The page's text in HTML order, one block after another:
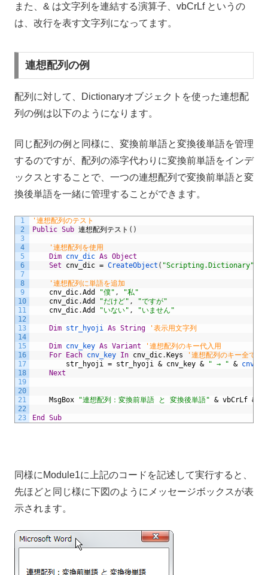
また、& は文字列を連結する演算子、vbCrLf というの
は、改行を表す文字列になってます。
連想配列の例
配列に対して、Dictionaryオブジェクトを使った連想配
列の例は以下のようになります。
同じ配列の例と同様に、変換前単語と変換後単語を管理
するのですが、配列の添字代わりに変換前単語をインデ
ックスとすることで、一つの連想配列で変換前単語と変
換後単語を一緒に管理することができます。
1
2
3
4
5
6
7
8
9
10
11
12
13
14
15
16
17
18
19
20
21
22
23
'連想配列のテスト
Public Sub 連想配列テスト ( )
'連想配列を使用
Dim cnv_dic As Object
Set
cnv_dic = CreateObject ( "Scripting.Dictionary"
'連想配列に単語を追加
cnv_dic.Add "僕" ,
"私"
cnv_dic.Add "だけど" ,
"ですが"
cnv_dic.Add "いない" , "いません"
Dim str_hyoji As String '表示用文字列
Dim cnv_key As Variant
'連想配列のキー代入用
For
Each cnv_key In cnv_dic. Keys
'連想配列のキー全てに
str_hyoji = str_hyoji & cnv_key & " → " &
Next
MsgBox "連想配列：変換前単語 と 変換後単語" & vbCrLf &
End Sub
同様にModule1に上記のコードを記述して実行すると、
先ほどと同じ様に下図のようにメッセージボックスが表
示されます。